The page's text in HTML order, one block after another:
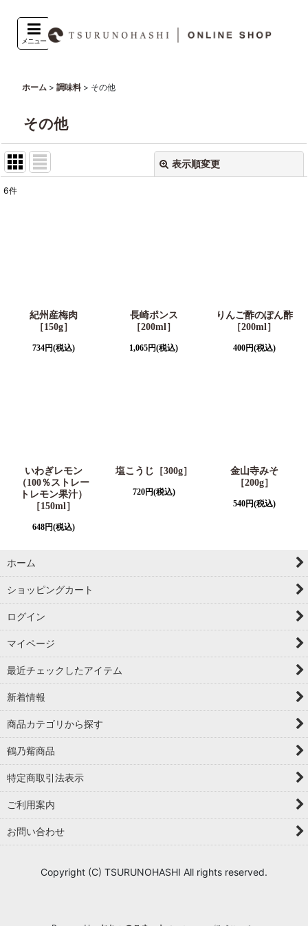
メニュー
ホーム > 調味料 > その他
その他
表示順変更
6件
紀州産梅肉
［150g］
734円(税込)
長崎ポンス
［200ml］
1,065円(税込)
りんご酢のぽん酢
［200ml］
400円(税込)
いわぎレモン
（100％ストレー
トレモン果汁）
［150ml］
648円(税込)
塩こうじ［300g］
720円(税込)
金山寺みそ
［200g］
540円(税込)
ホーム
ショッピングカート
ログイン
マイページ
最近チェックしたアイテム
新着情報
商品カテゴリから探す
鶴乃觜商品
特定商取引法表示
ご利用案内
お問い合わせ
Copyright (C) TSURUNOHASHI All rights reserved.